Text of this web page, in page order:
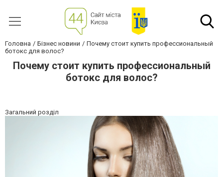
Головна Бізнес новини
Почему стоит купить профессиональный
ботокс для волос?
Почему стоит купить профессиональный
ботокс для волос?
Загальний розділ